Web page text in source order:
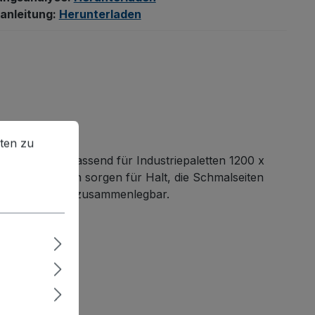
Herunterladen
. Passend für Industriepaletten 1200 x
Rundrohren sorgen für Halt, die Schmalseiten
zusammenlegbar.
zu können.
Mehr Informationen ...
zu